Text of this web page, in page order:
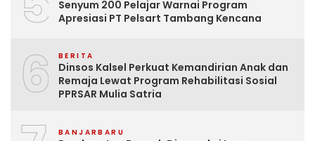
Senyum 200 Pelajar Warnai Program
Apresiasi PT Pelsart Tambang Kencana
6 BERITA
Dinsos Kalsel Perkuat Kemandirian Anak dan
Remaja Lewat Program Rehabilitasi Sosial
PPRSAR Mulia Satria
BANJARBARU